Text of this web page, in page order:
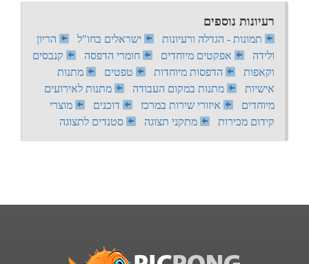
רעיונות נוספים
תמונות - הגדלה ורעיונות ישראלים בחו"ל
הריון
ולידה
אפקטים מיוחדים חומרי הדפסה
קנבסים
וקאפות
הדפסות מיוחדות טפטים
מתנות
אישיות
מתנות במקום העבודה
מתנות לאירועים
מיוחדים
איזורי שירות במרכז דוכנים
מוצרי
קידום מכירות
מתקני תצוגה סטנדים לתצוגה